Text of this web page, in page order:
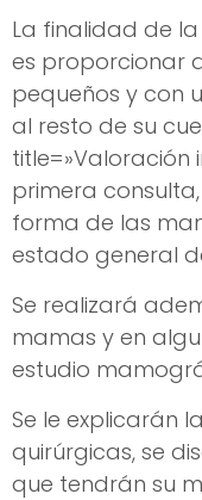
La finalidad de
es proporcionar
pequeños y con
al resto de su
title=»Valoración
primera
forma de las
estado general
Se realizará
mamas y en
estudio
Se le explicarán
quirúrgicas, se
que tendrán su